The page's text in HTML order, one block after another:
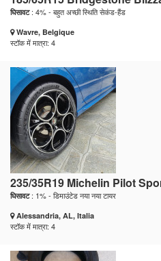
घिसावट: 4% - बहुत अच्छी स्थिति सेकंड-हैंड
Wavre, Belgique
स्टॉक में मात्रा: 4
235/35R19 Michelin Pilot
घिसावट: 1% - डिमाउंटेड नया नया टायर
Alessandria, AL, Italia
स्टॉक में मात्रा: 4